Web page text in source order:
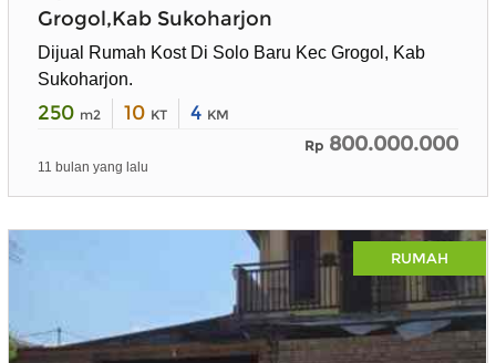
Grogol,Kab Sukoharjon
Dijual Rumah Kost Di Solo Baru Kec Grogol, Kab
Sukoharjon.
250 m2 10 KT 4 KM
Rp 800.000.000
11 bulan yang lalu
RUMAH